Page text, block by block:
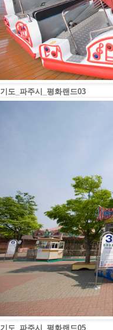
도_파주시_평화랜드03
도_파주시_평화랜드05